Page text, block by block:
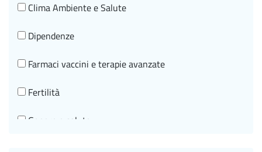
Clima Ambiente e Salute
Dipendenze
Farmaci vaccini e terapie avanzate
Fertilità
Genere e salute